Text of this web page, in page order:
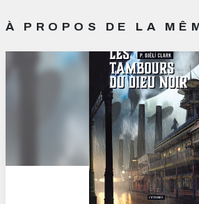
À PROPOS DE LA